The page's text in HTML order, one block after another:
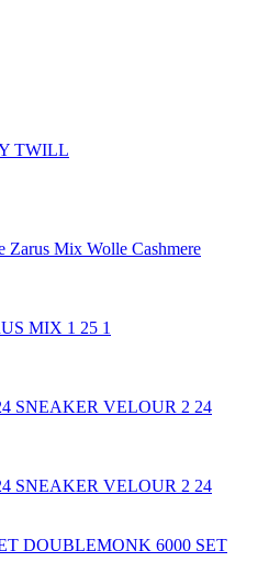
TWILL
Zarus Mix Wolle Cashmere
MIX 1 25 1
SNEAKER VELOUR 2 24
SNEAKER VELOUR 2 24
DOUBLEMONK 6000 SET